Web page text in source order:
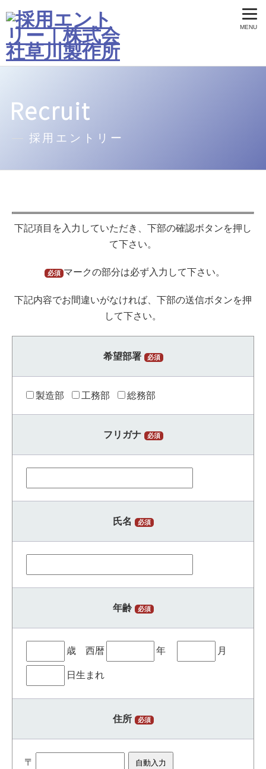
Recruit
採用エントリー
下記項目を入力していただき、下部の確認ボタンを押し
て下さい。
必須 マークの部分は必ず入力して下さい。
下記内容でお間違いがなければ、下部の送信ボタンを押
して下さい。
希望部署 必須
製造部 工務部 総務部
フリガナ 必須
氏名 必須
年齢 必須
歳 西暦 年 月
日生まれ
住所 必須
〒